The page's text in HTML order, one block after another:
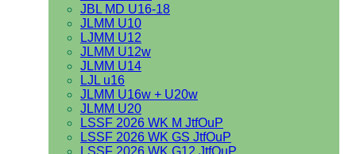
JBL MD U16-18
JLMM U10
LJMM U12
JLMM U12w
JLMM U14
LJL u16
JLMM U16w + U20w
JLMM U20
LSSF 2026 WK M JtfOuP
LSSF 2026 WK GS JtfOuP
LSSF 2026 WK G12 JtfOuP